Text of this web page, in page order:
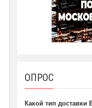
ОПРОС
Какой тип доставки